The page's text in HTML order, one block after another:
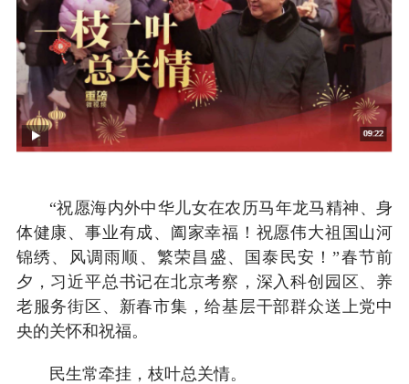
“祝愿海内外中华儿女在农历马年龙马精神、身
体健康、事业有成、阖家幸福！祝愿伟大祖国山河
锦绣、风调雨顺、繁荣昌盛、国泰民安！”春节前
夕，习近平总书记在北京考察，深入科创园区、养
老服务街区、新春市集，给基层干部群众送上党中
央的关怀和祝福。
民生常牵挂，枝叶总关情。